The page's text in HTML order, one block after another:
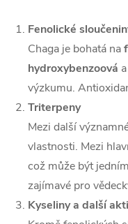
Fenolické
Chaga je bohatá na
hydroxybenzoová a
výzkumu.
Triterpeny
Mezi další
vlastnosti. Mezi
což může být
zajímavé pro
Kyseliny a další